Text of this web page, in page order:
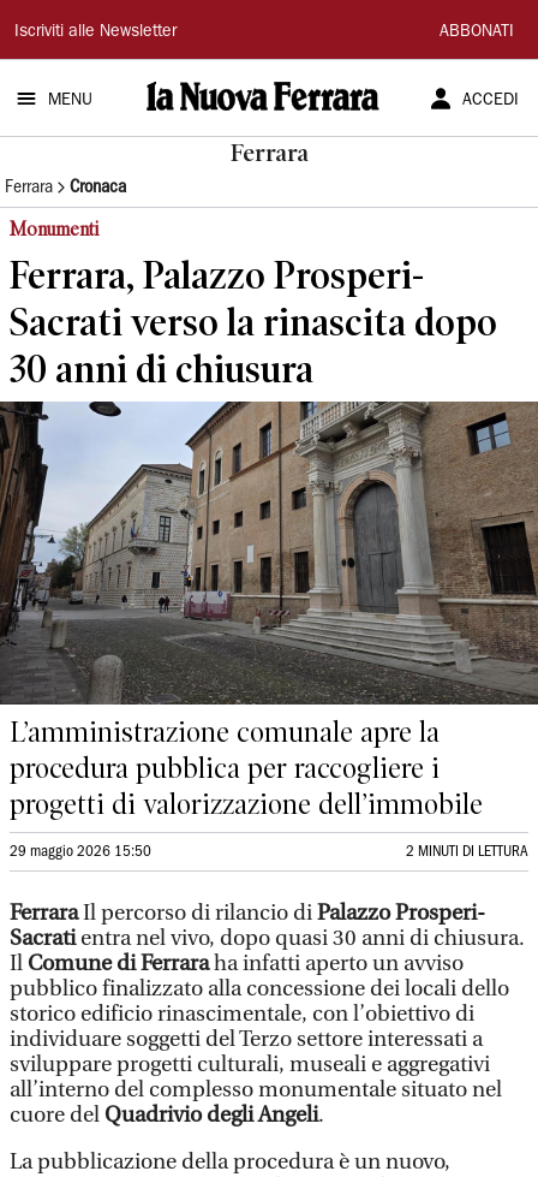
La
Nuova
Ferrara
Iscriviti alle Newsletter ABBONATI
MENU ACCEDI
Ferrara
Ferrara Cronaca
Monumenti
Ferrara, Palazzo Prosperi-
Sacrati verso la rinascita dopo
30 anni di chiusura
L’amministrazione comunale apre la
procedura pubblica per raccogliere i
progetti di valorizzazione dell’immobile
29 maggio 2026 15:50 2 MINUTI DI LETTURA
FerraraIl percorso di rilancio diPalazzo Prosperi-
Sacratientra nel vivo, dopo quasi 30 anni di chiusura.
Il Comune di Ferraraha infatti aperto un avviso
pubblico finalizzato alla concessione dei locali dello
storico edificio rinascimentale, con l’obiettivo di
individuare soggetti del Terzo settore interessati a
sviluppare progetti culturali, museali e aggregativi
all’interno del complesso monumentale situato nel
cuore del Quadrivio degli Angeli.
La pubblicazione della procedura è un nuovo,